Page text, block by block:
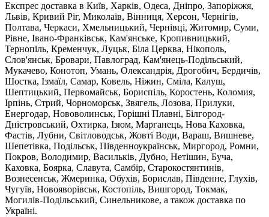
Експрес доставка в Київ, Харків, Одеса, Дніпро, Запоріжжя,
Львів, Кривий Ріг, Миколаїв, Вінниця, Херсон, Чернігів,
Полтава, Черкаси, Хмельницький, Чернівці, Житомир, Суми,
Рівне, Івано-Франківськ, Кам'янське, Кропивницький,
Тернопіль, Кременчук, Луцьк, Біла Церква, Нікополь,
Слов'янськ, Бровари, Павлоград, Кам'янець-Подільський,
Мукачево, Конотоп, Умань, Олександрія, Дрогобич, Бердичів,
Шостка, Ізмаїл, Самар, Ковель, Ніжин, Сміла, Калуш,
Шептицький, Первомайськ, Бориспіль, Коростень, Коломия,
Ірпінь, Стрий, Чорноморськ, Звягель, Лозова, Прилуки,
Енергодар, Нововолинськ, Горішні Плавні, Білгород-
Дністровський, Охтирка, Ізюм, Марганець, Нова Каховка,
Фастів, Лубни, Світловодськ, Жовті Води, Вараш, Вишневе,
Шепетівка, Подільськ, Південноукраїнськ, Миргород, Ромни,
Покров, Володимир, Васильків, Дубно, Нетішин, Буча,
Каховка, Боярка, Славута, Самбір, Старокостянтинів,
Вознесенськ, Жмеринка, Обухів, Борислав, Південне, Глухів,
Чугуїв, Новояворівськ, Костопіль, Вишгород, Токмак,
Могилів-Подільський, Синельникове, а також доставка по
Україні.